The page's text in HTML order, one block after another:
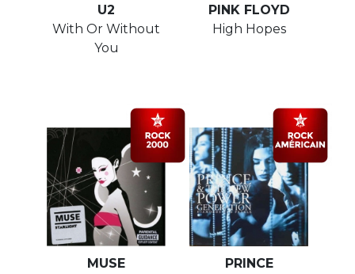
U2
With Or Without
You
PINK FLOYD
High Hopes
MUSE
PRINCE